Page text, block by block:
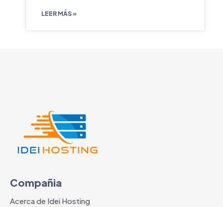
LEER MÁS »
Compañia
Acerca de Idei Hosting